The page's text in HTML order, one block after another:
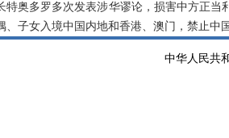
特奥多罗多次发表涉华谬论，损害中方正
、子女入境中国内地和香港、澳门，禁止
中华人民共